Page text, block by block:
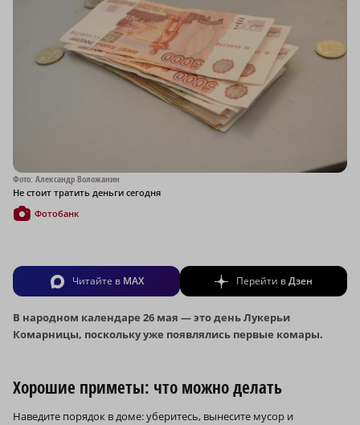
Фото: Александр Воложанин
Не стоит тратить деньги сегодня
Фотобанк
Читайте в MAX Перейти вДзен
В народном календаре 26 мая — это день Лукерьи
Комарницы, поскольку уже появлялись первые комары.
Хорошие приметы: что можно делать
Наведите порядок в доме: уберитесь, вынесите мусор и